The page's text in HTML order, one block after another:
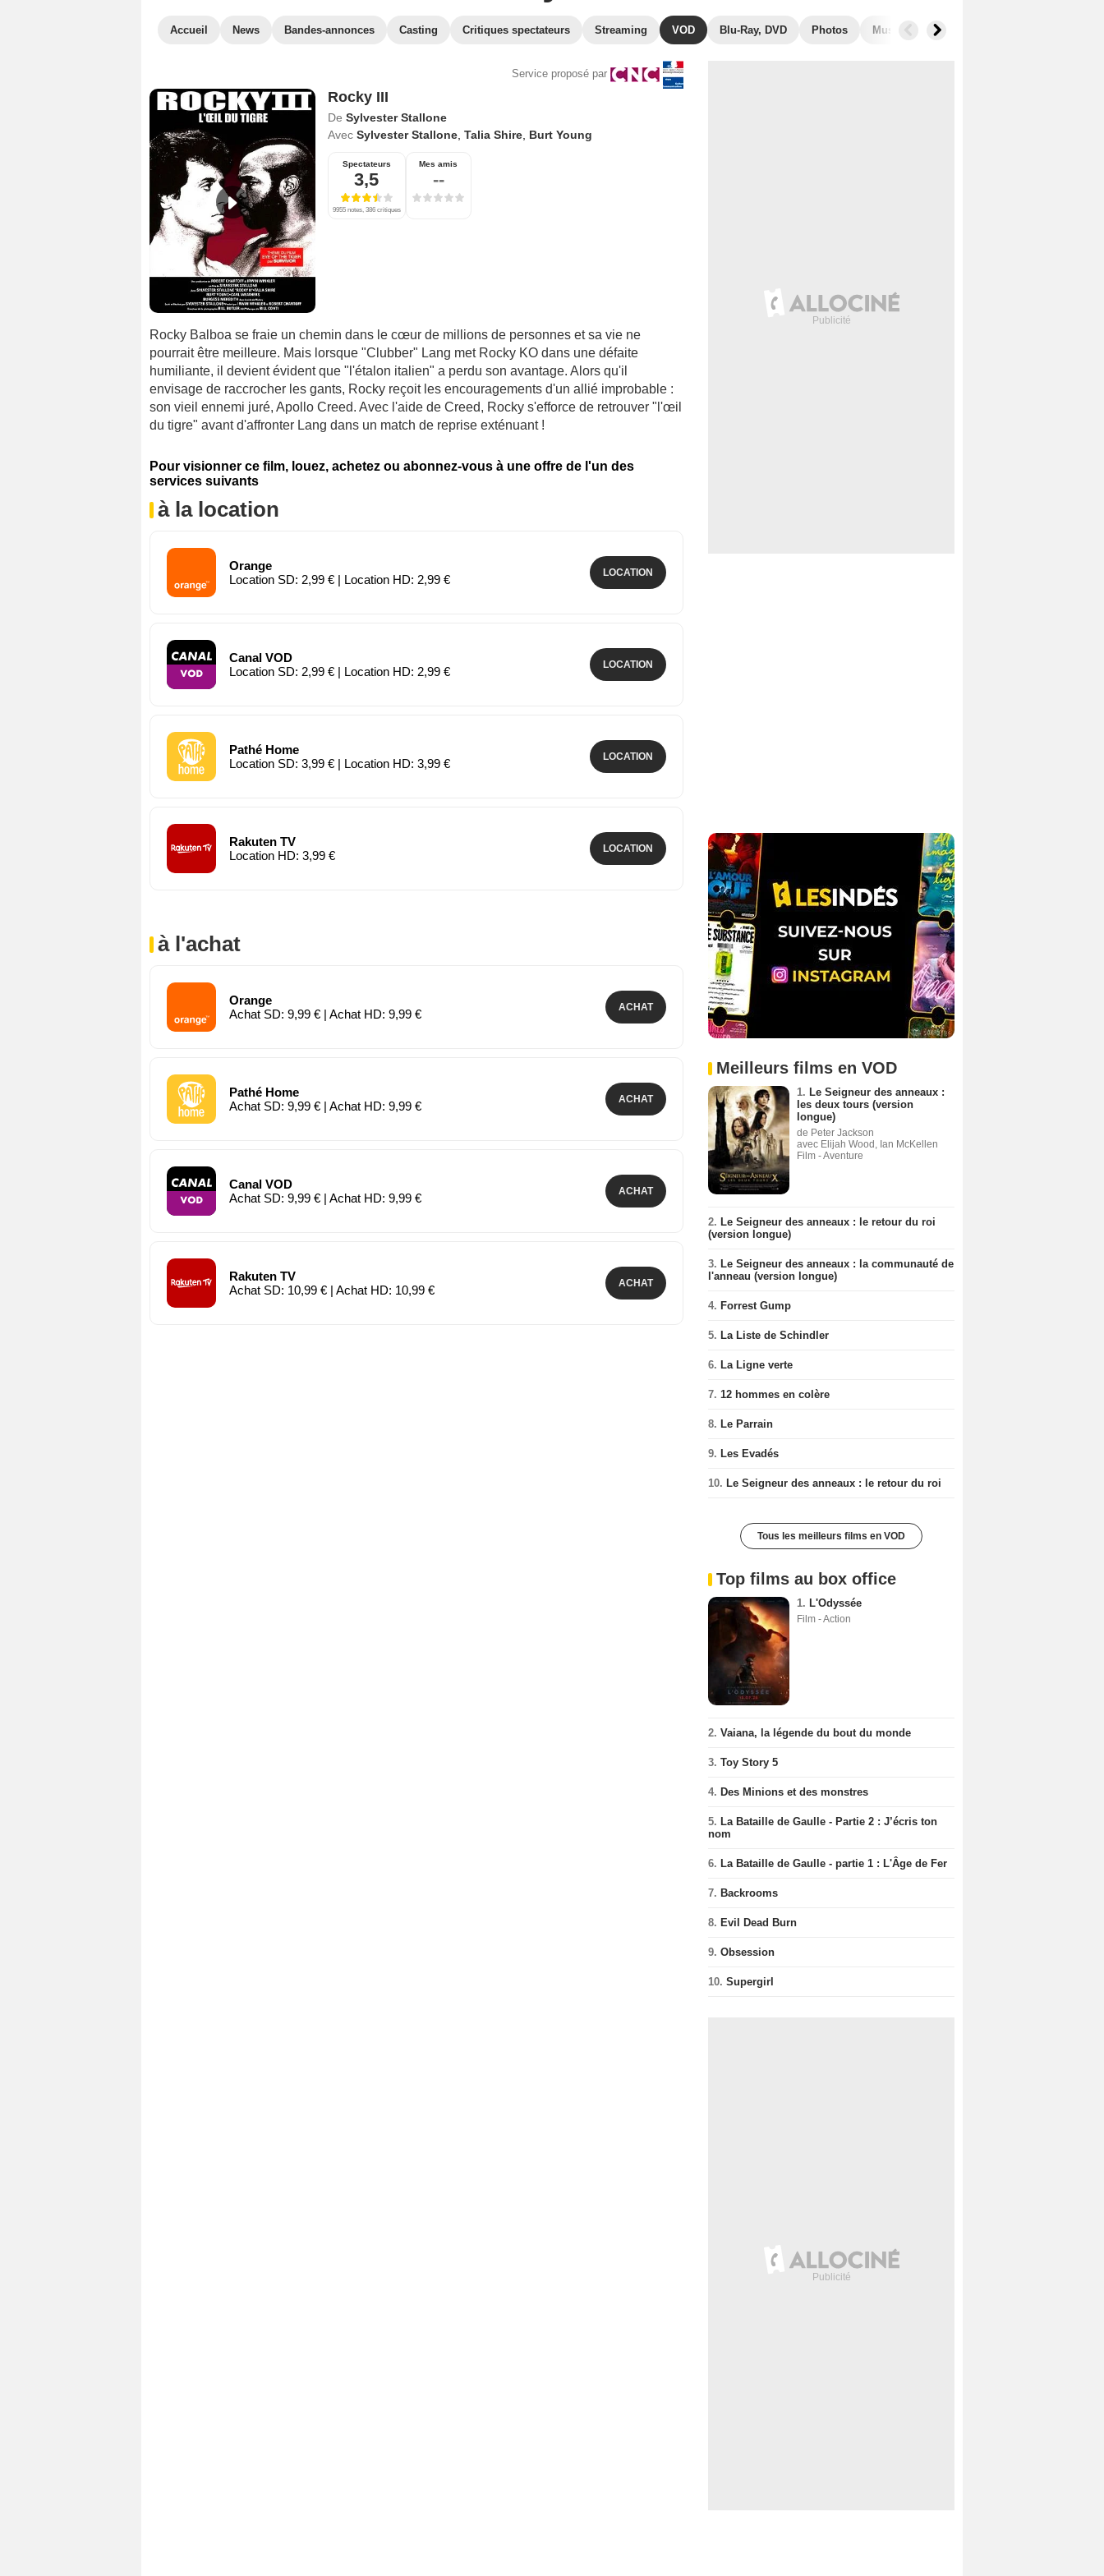
Accueil News Bandes-annonces Casting Critiques spectateurs Streaming VOD Blu-Ray, DVD Photos Musique Secrets de tournage
Service proposé par
Rocky III
De Sylvester Stallone
Avec Sylvester Stallone, Talia Shire, Burt Young
Spectateurs
3,5
9955 notes, 386 critiques
Mes amis
--
Rocky Balboa se fraie un chemin dans le cœur de millions de personnes et sa vie ne
pourrait être meilleure. Mais lorsque "Clubber" Lang met Rocky KO dans une défaite
humiliante, il devient évident que "l'étalon italien" a perdu son avantage. Alors qu'il
envisage de raccrocher les gants, Rocky reçoit les encouragements d'un allié improbable :
son vieil ennemi juré, Apollo Creed. Avec l'aide de Creed, Rocky s'efforce de retrouver "l'œil
du tigre" avant d'affronter Lang dans un match de reprise exténuant !
Pour visionner ce film, louez, achetez ou abonnez-vous à une offre de l'un des
services suivants
à la location
Orange
Location SD: 2,99 € | Location HD: 2,99 €
LOCATION
Canal VOD
Location SD: 2,99 € | Location HD: 2,99 €
LOCATION
Pathé Home
Location SD: 3,99 € | Location HD: 3,99 €
LOCATION
Rakuten TV
Location HD: 3,99 €
LOCATION
à l'achat
Orange
Achat SD: 9,99 € | Achat HD: 9,99 €
ACHAT
Pathé Home
Achat SD: 9,99 € | Achat HD: 9,99 €
ACHAT
Canal VOD
Achat SD: 9,99 € | Achat HD: 9,99 €
ACHAT
Rakuten TV
Achat SD: 10,99 € | Achat HD: 10,99 €
ACHAT
Meilleurs films en VOD
1. Le Seigneur des anneaux :
les deux tours (version
longue)
de Peter Jackson
avec Elijah Wood, Ian McKellen
Film - Aventure
2. Le Seigneur des anneaux : le retour du roi
(version longue)
3. Le Seigneur des anneaux : la communauté de
l'anneau (version longue)
4. Forrest Gump
5. La Liste de Schindler
6. La Ligne verte
7. 12 hommes en colère
8. Le Parrain
9. Les Evadés
10. Le Seigneur des anneaux : le retour du roi
Tous les meilleurs films en VOD
Top films au box office
1. L'Odyssée
Film - Action
2. Vaiana, la légende du bout du monde
3. Toy Story 5
4. Des Minions et des monstres
5. La Bataille de Gaulle - Partie 2 : J’écris ton
nom
6. La Bataille de Gaulle - partie 1 : L'Âge de Fer
7. Backrooms
8. Evil Dead Burn
9. Obsession
10. Supergirl